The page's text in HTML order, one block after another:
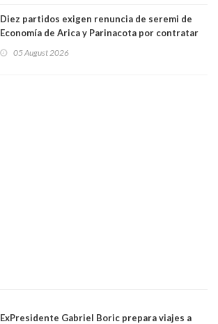
Diez partidos exigen renuncia de seremi de
Economía de Arica y Parinacota por contratar
una militante de RN, detenida con 47 kilos de
05 August 2026
ExPresidente Gabriel Boric prepara viajes a